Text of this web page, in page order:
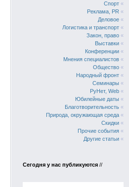
Спорт «
Реклама, PR «
Деловое «
Логистика и транспорт «
Закон, право «
Выставки «
Конференции «
Мнения специалистов «
Общество «
Народный фронт «
Семинары «
РуНет, Web «
Юбилейные даты «
Благотворительность «
Природа, окружающая среда «
Скидки «
Прочие события «
Другие статьи «
Сегодня у нас публикуются //